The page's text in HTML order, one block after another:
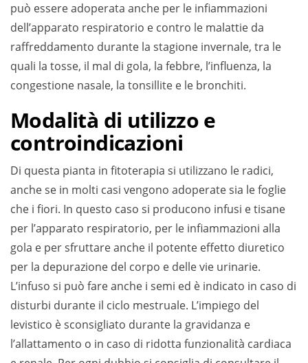
può essere adoperata anche per le infiammazioni
dell’apparato respiratorio e contro le malattie da
raffreddamento durante la stagione invernale, tra le
quali la tosse, il mal di gola, la febbre, l’influenza, la
congestione nasale, la tonsillite e le bronchiti.
Modalità di utilizzo e
controindicazioni
Di questa pianta in fitoterapia si utilizzano le radici,
anche se in molti casi vengono adoperate sia le foglie
che i fiori. In questo caso si producono infusi e tisane
per l’apparato respiratorio, per le infiammazioni alla
gola e per sfruttare anche il potente effetto diuretico
per la depurazione del corpo e delle vie urinarie.
L’infuso si può fare anche i semi ed è indicato in caso di
disturbi durante il ciclo mestruale. L’impiego del
levistico è sconsigliato durante la gravidanza e
l’allattamento o in caso di ridotta funzionalità cardiaca